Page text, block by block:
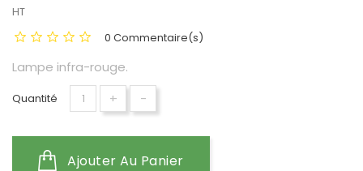
HT
0 Commentaire(s)
Lampe infra-rouge.
Quantité + -
Ajouter Au Panier